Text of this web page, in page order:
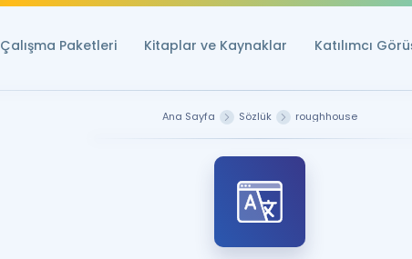
Çalışma Paketleri Kitaplar ve Kaynaklar Katılımcı
Ana Sayfa Sözlük roughhouse